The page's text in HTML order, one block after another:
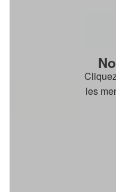
les